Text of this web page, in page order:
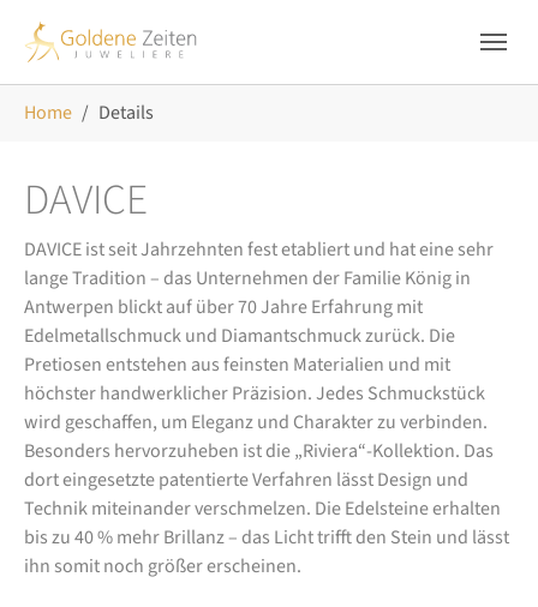
Home Details
DAVICE
DAVICE ist seit Jahrzehnten fest etabliert und hat eine sehr
lange Tradition – das Unternehmen der Familie König in
Antwerpen blickt auf über 70 Jahre Erfahrung mit
Edelmetallschmuck und Diamantschmuck zurück. Die
Pretiosen entstehen aus feinsten Materialien und mit
höchster handwerklicher Präzision. Jedes Schmuckstück
wird geschaffen, um Eleganz und Charakter zu verbinden.
Besonders hervorzuheben ist die „Riviera“-Kollektion. Das
dort eingesetzte patentierte Verfahren lässt Design und
Technik miteinander verschmelzen. Die Edelsteine erhalten
bis zu 40 % mehr Brillanz – das Licht trifft den Stein und lässt
ihn somit noch größer erscheinen.